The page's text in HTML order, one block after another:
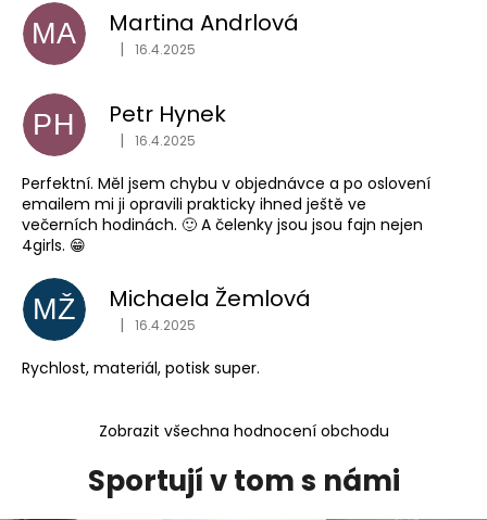
MA Martina Andrlová
Hodnocení obchodu je 5 z 5 hvězdiček.
| 16.4.2025
PH Petr Hynek
Hodnocení obchodu je 5 z 5 hvězdiček.
| 16.4.2025
Perfektní. Měl jsem chybu v objednávce a po oslovení
emailem mi ji opravili prakticky ihned ještě ve
večerních hodinách. 🙂 A čelenky jsou jsou fajn nejen
4girls. 😁
MŽ Michaela Žemlová
Hodnocení obchodu je 5 z 5 hvězdiček.
| 16.4.2025
Rychlost, materiál, potisk super.
Zobrazit všechna hodnocení obchodu
Sportují v tom s námi